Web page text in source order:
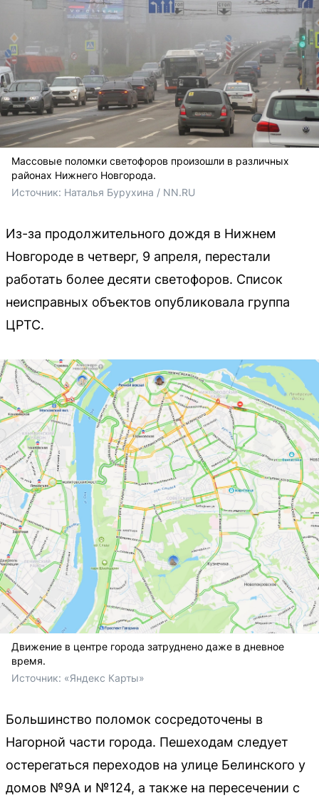
Массовые поломки светофоров произошли в различных
районах Нижнего Новгорода.
Источник: Наталья Бурухина / NN.RU
Из-за продолжительного дождя в Нижнем
Новгороде в четверг, 9 апреля, перестали
работать более десяти светофоров. Список
неисправных объектов опубликовала группа
ЦРТС.
Движение в центре города затруднено даже в дневное
время.
Источник: «Яндекс Карты»
Большинство поломок сосредоточены в
Нагорной части города. Пешеходам следует
остерегаться переходов на улице Белинского у
домов №9А и №124, а также на пересечении с